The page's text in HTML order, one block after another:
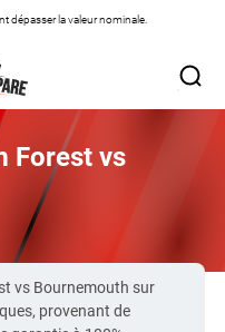
dépasser la valeur nominale.
Forest vs
vs Bournemouth sur
provenant de